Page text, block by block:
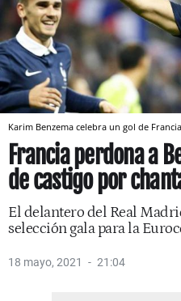
Karim Benzema celebra un gol de
Francia perdona a
de castigo por
El delantero del Real
selección gala para la
18 mayo, 2021 21:04